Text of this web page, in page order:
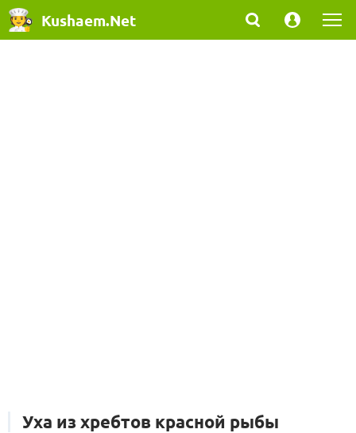
Kushaem.Net
Уха из хребтов красной рыбы